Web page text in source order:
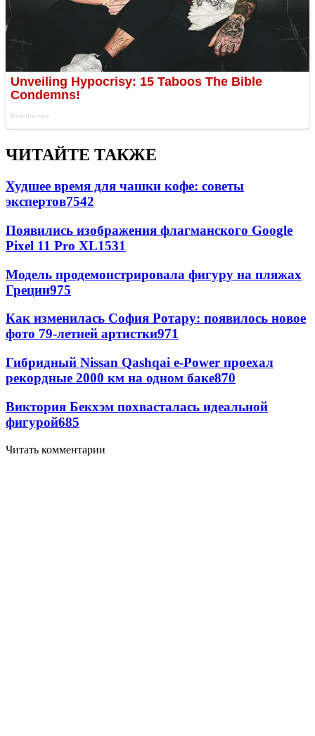
ЧИТАЙТЕ ТАКЖЕ
Худшее время для чашки кофе: советы
экспертов7542
Появились изображения флагманского Google
Pixel 11 Pro XL1531
Модель продемонстрировала фигуру на пляжах
Греции975
Как изменилась София Ротару: появилось новое
фото 79-летней артистки971
Гибридный Nissan Qashqai e-Power проехал
рекордные 2000 км на одном баке870
Виктория Бекхэм похвасталась идеальной
фигурой685
Читать комментарии